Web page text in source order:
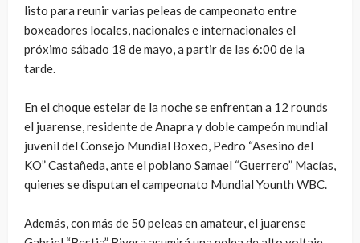
listo para reunir varias peleas de campeonato entre
boxeadores locales, nacionales e internacionales el
próximo sábado 18 de mayo, a partir de las 6:00 de la
tarde.
En el choque estelar de la noche se enfrentan a 12 rounds
el juarense, residente de Anapra y doble campeón mundial
juvenil del Consejo Mundial Boxeo, Pedro “Asesino del
KO” Castañeda, ante el poblano Samael “Guerrero” Macías,
quienes se disputan el campeonato Mundial Younth WBC.
Además, con más de 50 peleas en amateur, el juarense